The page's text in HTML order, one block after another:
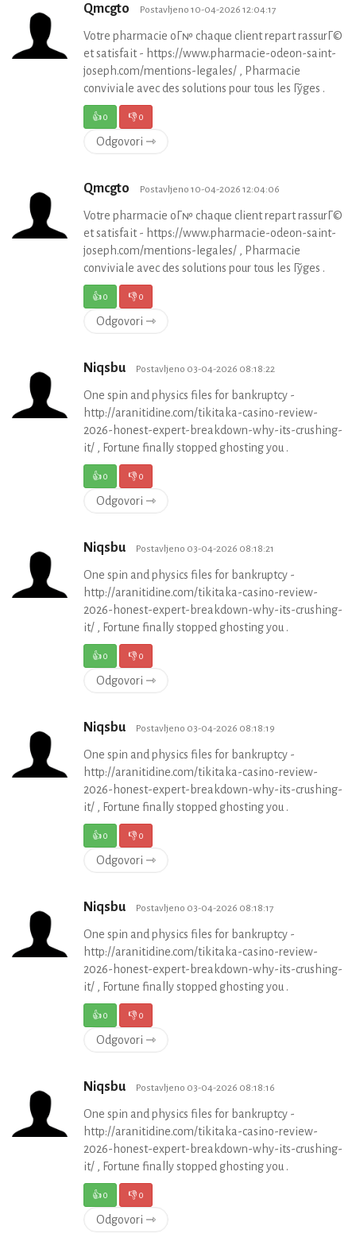
Qmcgto Postavljeno 10-04-2026 12:04:17
Votre pharmacie oГ№ chaque client repart rassurГ©
et satisfait - https://www.pharmacie-odeon-saint-
joseph.com/mentions-legales/ , Pharmacie
conviviale avec des solutions pour tous les Гўges .
👍0 👎0
Odgovori ⇾
Qmcgto Postavljeno 10-04-2026 12:04:06
Votre pharmacie oГ№ chaque client repart rassurГ©
et satisfait - https://www.pharmacie-odeon-saint-
joseph.com/mentions-legales/ , Pharmacie
conviviale avec des solutions pour tous les Гўges .
👍0 👎0
Odgovori ⇾
Niqsbu Postavljeno 03-04-2026 08:18:22
One spin and physics files for bankruptcy -
http://aranitidine.com/tikitaka-casino-review-
2026-honest-expert-breakdown-why-its-crushing-
it/ , Fortune finally stopped ghosting you .
👍0 👎0
Odgovori ⇾
Niqsbu Postavljeno 03-04-2026 08:18:21
One spin and physics files for bankruptcy -
http://aranitidine.com/tikitaka-casino-review-
2026-honest-expert-breakdown-why-its-crushing-
it/ , Fortune finally stopped ghosting you .
👍0 👎0
Odgovori ⇾
Niqsbu Postavljeno 03-04-2026 08:18:19
One spin and physics files for bankruptcy -
http://aranitidine.com/tikitaka-casino-review-
2026-honest-expert-breakdown-why-its-crushing-
it/ , Fortune finally stopped ghosting you .
👍0 👎0
Odgovori ⇾
Niqsbu Postavljeno 03-04-2026 08:18:17
One spin and physics files for bankruptcy -
http://aranitidine.com/tikitaka-casino-review-
2026-honest-expert-breakdown-why-its-crushing-
it/ , Fortune finally stopped ghosting you .
👍0 👎0
Odgovori ⇾
Niqsbu Postavljeno 03-04-2026 08:18:16
One spin and physics files for bankruptcy -
http://aranitidine.com/tikitaka-casino-review-
2026-honest-expert-breakdown-why-its-crushing-
it/ , Fortune finally stopped ghosting you .
👍0 👎0
Odgovori ⇾